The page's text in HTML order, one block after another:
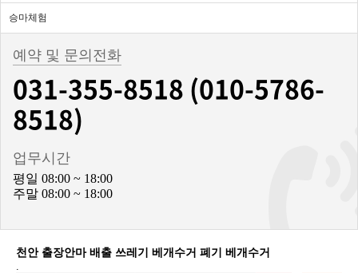
승마체험
예약 및 문의전화
031-355-8518 (010-5786-
8518)
업무시간
평일 08:00 ~ 18:00
주말 08:00 ~ 18:00
천안 출장안마 배출 쓰레기 베개수거 폐기 베개수거
.